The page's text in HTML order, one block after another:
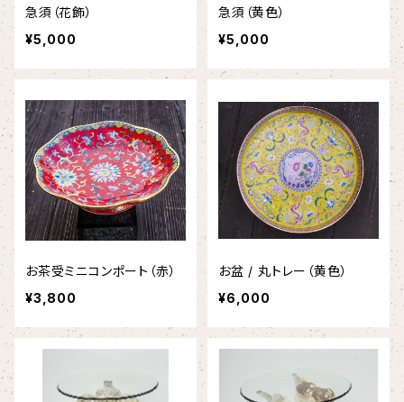
急須（花飾）
¥5,000
急須（黄色）
¥5,000
お茶受ミニコンポート（赤）
¥3,800
お盆 / 丸トレー（黄色）
¥6,000